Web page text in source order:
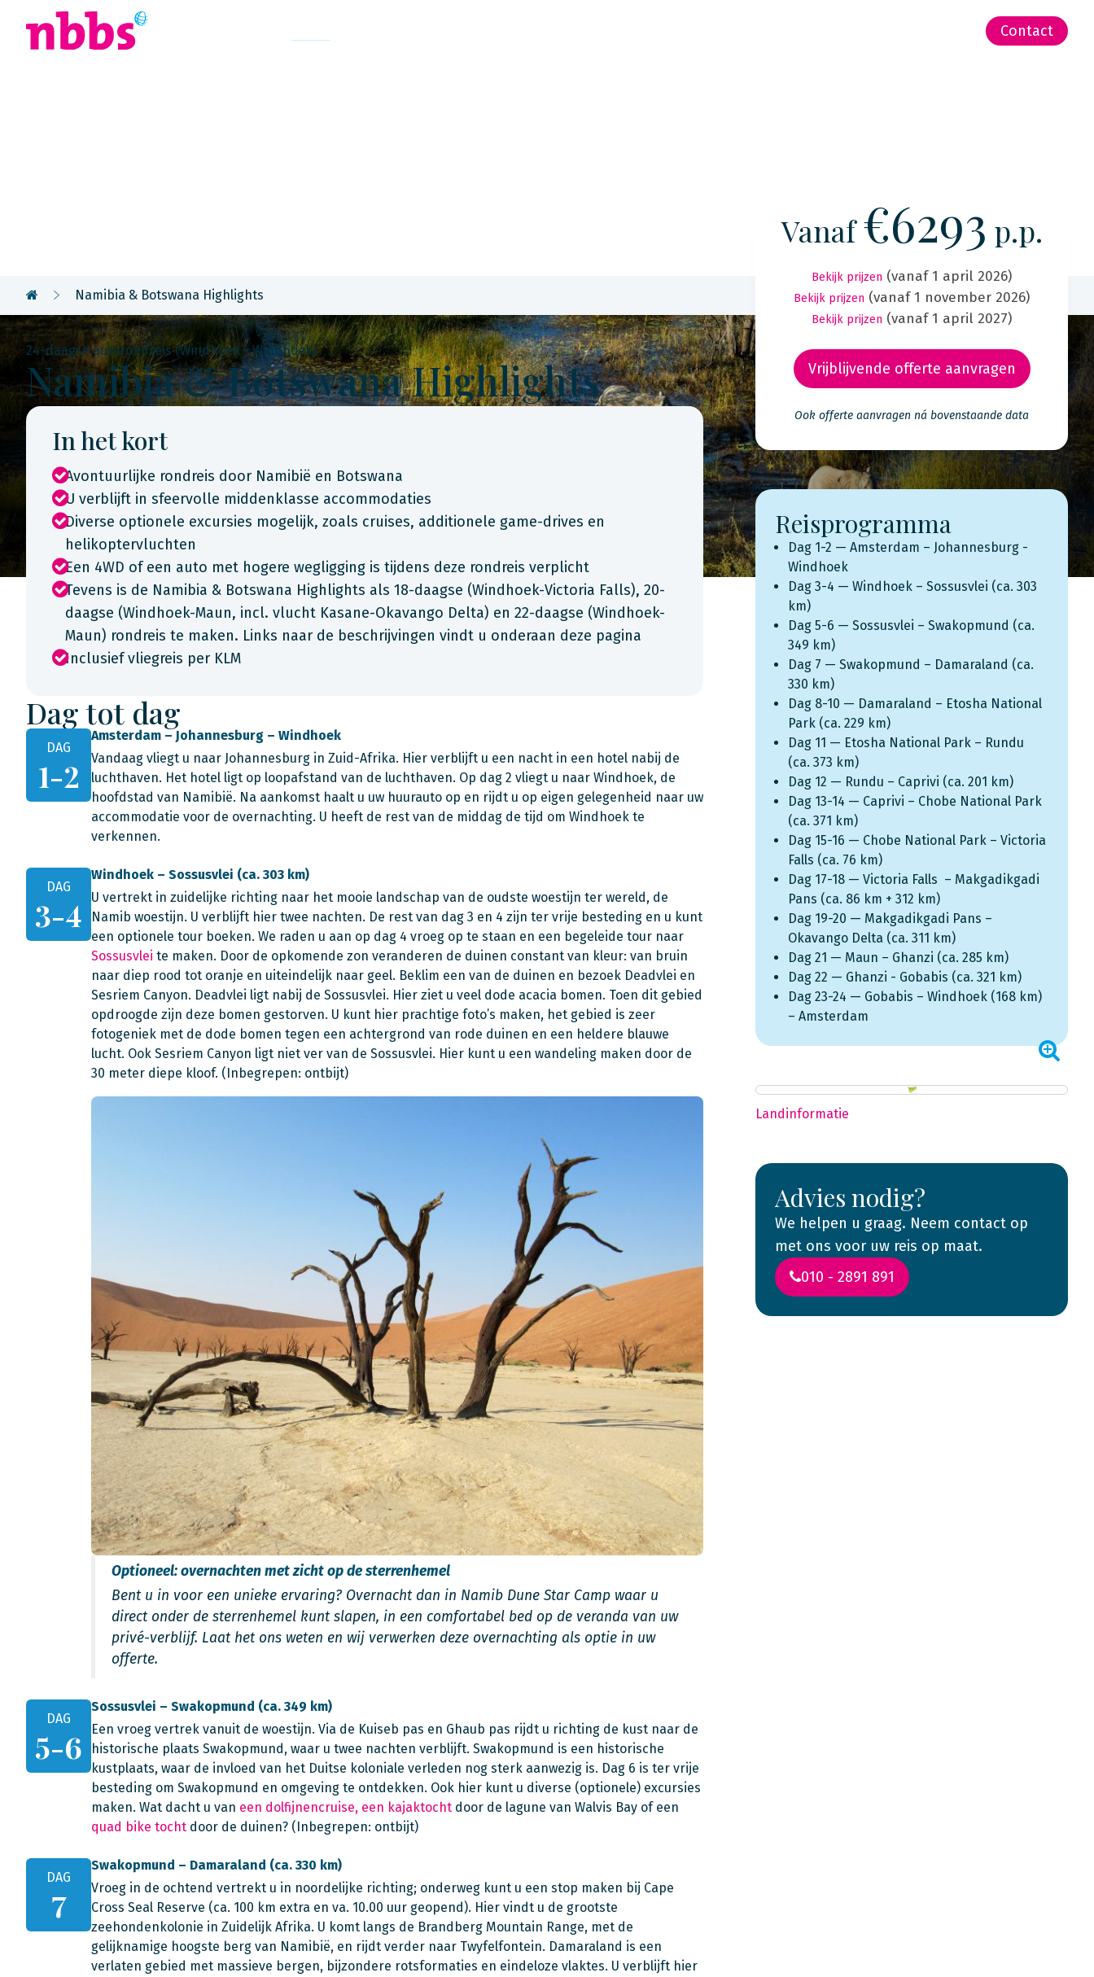
Contact
Namibia & Botswana Highlights
24-daagse autorondreis (Windhoek - Windhoek)
Namibia & Botswana Highlights
In het kort
Avontuurlijke rondreis door Namibië en Botswana
U verblijft in sfeervolle middenklasse accommodaties
Diverse optionele excursies mogelijk, zoals cruises, additionele game-drives en
helikoptervluchten
Een 4WD of een auto met hogere wegligging is tijdens deze rondreis verplicht
Tevens is de Namibia & Botswana Highlights als 18-daagse (Windhoek-Victoria Falls), 20-
daagse (Windhoek-Maun, incl. vlucht Kasane-Okavango Delta) en 22-daagse (Windhoek-
Maun) rondreis te maken. Links naar de beschrijvingen vindt u onderaan deze pagina
Inclusief vliegreis per KLM
Dag tot dag
DAG
1-2
Amsterdam – Johannesburg – Windhoek
Vandaag vliegt u naar Johannesburg in Zuid-Afrika. Hier verblijft u een nacht in een hotel nabij de
luchthaven. Het hotel ligt op loopafstand van de luchthaven. Op dag 2 vliegt u naar Windhoek, de
hoofdstad van Namibië. Na aankomst haalt u uw huurauto op en rijdt u op eigen gelegenheid naar uw
accommodatie voor de overnachting. U heeft de rest van de middag de tijd om Windhoek te
verkennen.
DAG
3-4
Windhoek – Sossusvlei (ca. 303 km)
U vertrekt in zuidelijke richting naar het mooie landschap van de oudste woestijn ter wereld, de
Namib woestijn. U verblijft hier twee nachten. De rest van dag 3 en 4 zijn ter vrije besteding en u kunt
een optionele tour boeken. We raden u aan op dag 4 vroeg op te staan en een begeleide tour naar
Sossusvlei te maken. Door de opkomende zon veranderen de duinen constant van kleur: van bruin
naar diep rood tot oranje en uiteindelijk naar geel. Beklim een van de duinen en bezoek Deadvlei en
Sesriem Canyon. Deadvlei ligt nabij de Sossusvlei. Hier ziet u veel dode acacia bomen. Toen dit gebied
opdroogde zijn deze bomen gestorven. U kunt hier prachtige foto’s maken, het gebied is zeer
fotogeniek met de dode bomen tegen een achtergrond van rode duinen en een heldere blauwe
lucht. Ook Sesriem Canyon ligt niet ver van de Sossusvlei. Hier kunt u een wandeling maken door de
30 meter diepe kloof. (Inbegrepen: ontbijt)
Optioneel: overnachten met zicht op de sterrenhemel
Bent u in voor een unieke ervaring? Overnacht dan in Namib Dune Star Camp waar u
direct onder de sterrenhemel kunt slapen, in een comfortabel bed op de veranda van uw
privé-verblijf. Laat het ons weten en wij verwerken deze overnachting als optie in uw
offerte.
DAG
5-6
Sossusvlei – Swakopmund (ca. 349 km)
Een vroeg vertrek vanuit de woestijn. Via de Kuiseb pas en Ghaub pas rijdt u richting de kust naar de
historische plaats Swakopmund, waar u twee nachten verblijft. Swakopmund is een historische
kustplaats, waar de invloed van het Duitse koloniale verleden nog sterk aanwezig is. Dag 6 is ter vrije
besteding om Swakopmund en omgeving te ontdekken. Ook hier kunt u diverse (optionele) excursies
maken. Wat dacht u van een dolfijnencruise, een kajaktocht door de lagune van Walvis Bay of een
quad bike tocht door de duinen? (Inbegrepen: ontbijt)
DAG
7
Swakopmund – Damaraland (ca. 330 km)
Vroeg in de ochtend vertrekt u in noordelijke richting; onderweg kunt u een stop maken bij Cape
Cross Seal Reserve (ca. 100 km extra en va. 10.00 uur geopend). Hier vindt u de grootste
zeehondenkolonie in Zuidelijk Afrika. U komt langs de Brandberg Mountain Range, met de
gelijknamige hoogste berg van Namibië, en rijdt verder naar Twyfelfontein. Damaraland is een
verlaten gebied met massieve bergen, bijzondere rotsformaties en eindeloze vlaktes. U verblijft hier
Vanaf€6293 p.p.
Bekijk prijzen (vanaf 1 april 2026)
Bekijk prijzen (vanaf 1 november 2026)
Bekijk prijzen (vanaf 1 april 2027)
Vrijblijvende offerte aanvragen
Ook offerte aanvragen ná bovenstaande data
Reisprogramma
Dag 1-2 — Amsterdam – Johannesburg -
Windhoek
Dag 3-4 — Windhoek – Sossusvlei (ca. 303
km)
Dag 5-6 — Sossusvlei – Swakopmund (ca.
349 km)
Dag 7 — Swakopmund – Damaraland (ca.
330 km)
Dag 8-10 — Damaraland – Etosha National
Park (ca. 229 km)
Dag 11 — Etosha National Park – Rundu
(ca. 373 km)
Dag 12 — Rundu – Caprivi (ca. 201 km)
Dag 13-14 — Caprivi – Chobe National Park
(ca. 371 km)
Dag 15-16 — Chobe National Park – Victoria
Falls (ca. 76 km)
Dag 17-18 — Victoria Falls – Makgadikgadi
Pans (ca. 86 km + 312 km)
Dag 19-20 — Makgadikgadi Pans –
Okavango Delta (ca. 311 km)
Dag 21 — Maun – Ghanzi (ca. 285 km)
Dag 22 — Ghanzi - Gobabis (ca. 321 km)
Dag 23-24 — Gobabis – Windhoek (168 km)
– Amsterdam
Landinformatie
Advies nodig?
We helpen u graag. Neem contact op
met ons voor uw reis op maat.
010 - 2891 891